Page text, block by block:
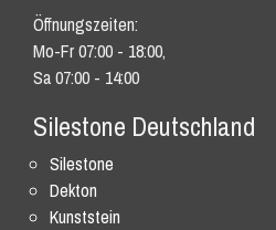
Öffnungszeiten:
Mo-Fr 07:00 - 18:00,
Sa 07:00 - 14:00
Silestone Deutschland
Silestone
Dekton
Kunststein